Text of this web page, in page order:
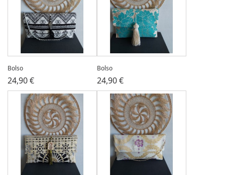
Bolso
24,90 €
Bolso
24,90 €